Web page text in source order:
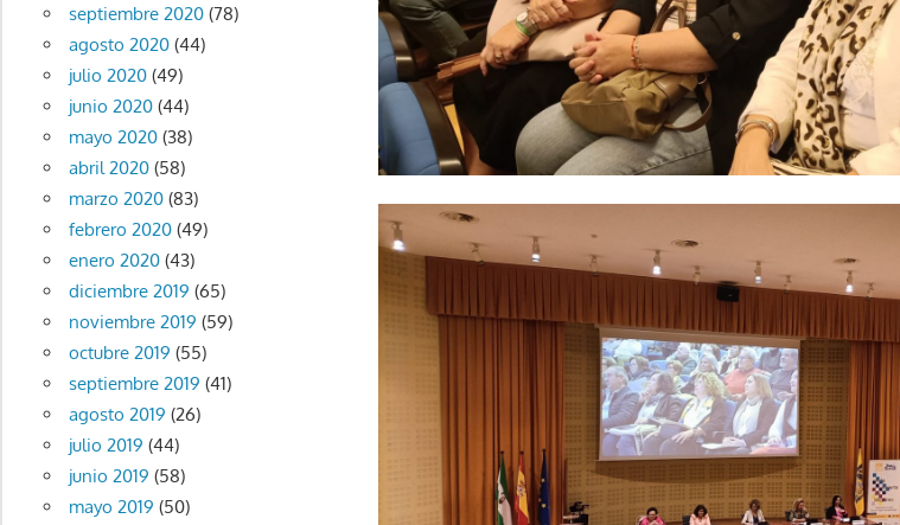
septiembre 2020(78)
agosto 2020(44)
julio 2020(49)
junio 2020(44)
mayo 2020(38)
abril 2020(58)
marzo 2020(83)
febrero 2020(49)
enero 2020(43)
diciembre 2019 (65)
noviembre 2019 (59)
octubre 2019 (55)
septiembre 2019 (41)
agosto 2019 (26)
julio 2019 (44)
junio 2019 (58)
mayo 2019 (50)